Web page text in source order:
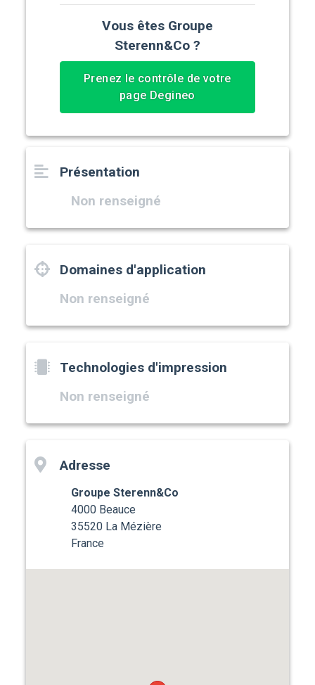
Présentation
Non renseigné
Domaines d'application
Non renseigné
Technologies d'impression
Non renseigné
Adresse
Groupe Sterenn&Co
4000 Beauce
35520 La Mézière
France
Vous êtes Groupe
Sterenn&Co ?
Prenez le contrôle de votre
page Degineo